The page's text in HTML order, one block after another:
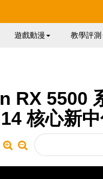
遊戲動漫 教學評測
RX 5500
14 核心新